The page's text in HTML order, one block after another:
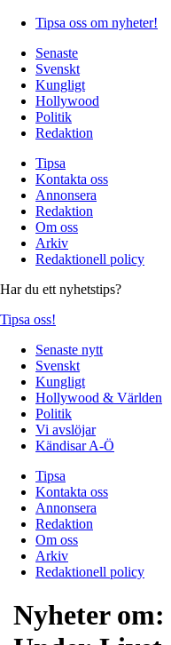
Tipsa oss om nyheter!
Senaste
Svenskt
Kungligt
Hollywood
Politik
Redaktion
Tipsa
Kontakta oss
Annonsera
Redaktion
Om oss
Arkiv
Redaktionell policy
Har du ett nyhetstips?
Tipsa oss!
Senaste nytt
Svenskt
Kungligt
Hollywood & Världen
Politik
Vi avslöjar
Kändisar A-Ö
Tipsa
Kontakta oss
Annonsera
Redaktion
Om oss
Arkiv
Redaktionell policy
Nyheter om: